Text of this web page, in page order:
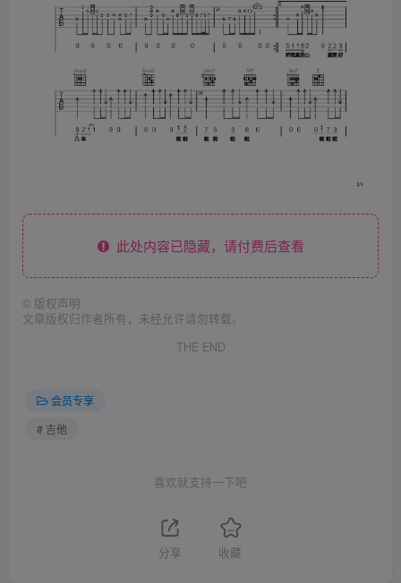
此处内容已隐藏，请付费后查看
© 版权声明
文章版权归作者所有，未经允许请勿转载。
THE END
会员专享
# 吉他
喜欢就支持一下吧
分享 收藏